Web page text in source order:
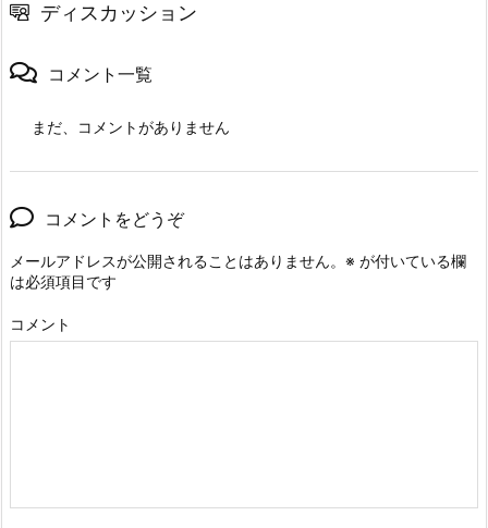
ディスカッション
コメント一覧
まだ、コメントがありません
コメントをどうぞ
メールアドレスが公開されることはありません。 ※ が付いている欄
は必須項目です
コメント